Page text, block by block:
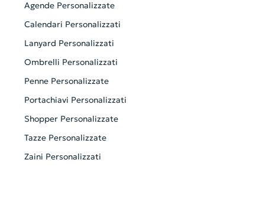
Agende Personalizzate
Calendari Personalizzati
Lanyard Personalizzati
Ombrelli Personalizzati
Penne Personalizzate
Portachiavi Personalizzati
Shopper Personalizzate
Tazze Personalizzate
Zaini Personalizzati